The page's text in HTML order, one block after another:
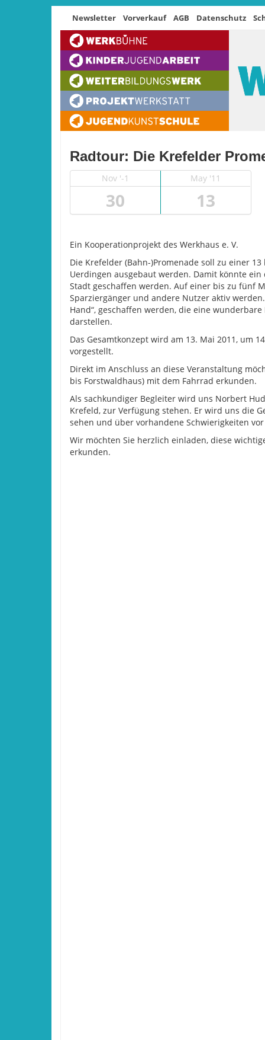
Newsletter Vorverkauf AGB Datenschutz
Radtour: Die Krefelder
Nov '-1 May '11
30 13
Ein Kooperationprojekt des Werkhaus e. V.
Die Krefelder (Bahn-)Promenade soll zu einer
Uerdingen ausgebaut werden. Damit könnte
Stadt geschaffen werden. Auf einer bis zu fünf
Sparziergänger und andere Nutzer aktiv
Hand“, geschaffen werden, die eine
darstellen.
Das Gesamtkonzept wird am 13. Mai 2011, um
vorgestellt.
Direkt im Anschluss an diese Veranstaltung
bis Forstwaldhaus) mit dem Fahrrad erkunden.
Als sachkundiger Begleiter wird uns Norbert
Krefeld, zur Verfügung stehen. Er wird uns die
sehen und über vorhandene Schwierigkeiten
Wir möchten Sie herzlich einladen, diese
erkunden.